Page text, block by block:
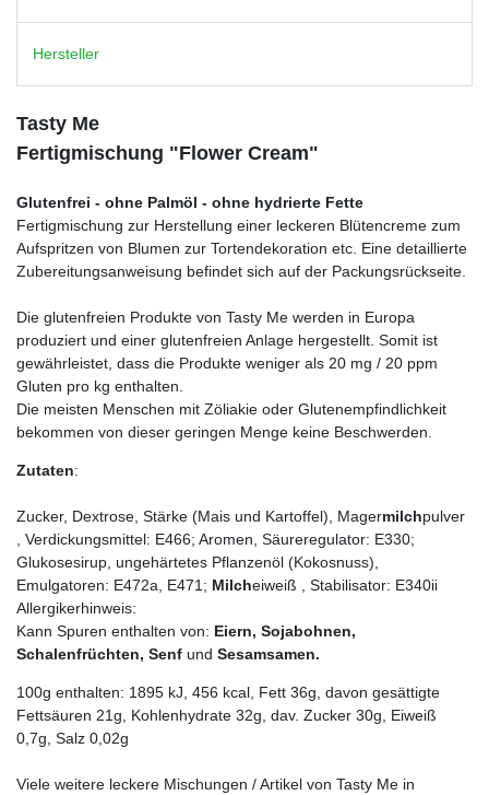
Hersteller
Tasty Me
Fertigmischung "Flower Cream"
Glutenfrei - ohne Palmöl - ohne hydrierte Fette
Fertigmischung zur Herstellung einer leckeren Blütencreme zum
Aufspritzen von Blumen zur Tortendekoration etc. Eine detaillierte
Zubereitungsanweisung befindet sich auf der Packungsrückseite.
Die glutenfreien Produkte von Tasty Me werden in Europa
produziert und einer glutenfreien Anlage hergestellt. Somit ist
gewährleistet, dass die Produkte weniger als 20 mg / 20 ppm
Gluten pro kg enthalten.
Die meisten Menschen mit Zöliakie oder Glutenempfindlichkeit
bekommen von dieser geringen Menge keine Beschwerden.
Zutaten:
Zucker, Dextrose, Stärke (Mais und Kartoffel), Magermilchpulver
, Verdickungsmittel: E466; Aromen, Säureregulator: E330;
Glukosesirup, ungehärtetes Pflanzenöl (Kokosnuss),
Emulgatoren: E472a, E471; Milcheiweiß , Stabilisator: E340ii
Allergikerhinweis:
Kann Spuren enthalten von: Eiern, Sojabohnen,
Schalenfrüchten, Senf und Sesamsamen.
100g enthalten: 1895 kJ, 456 kcal, Fett 36g, davon gesättigte
Fettsäuren 21g, Kohlenhydrate 32g, dav. Zucker 30g, Eiweiß
0,7g, Salz 0,02g
Viele weitere leckere Mischungen / Artikel von Tasty Me in